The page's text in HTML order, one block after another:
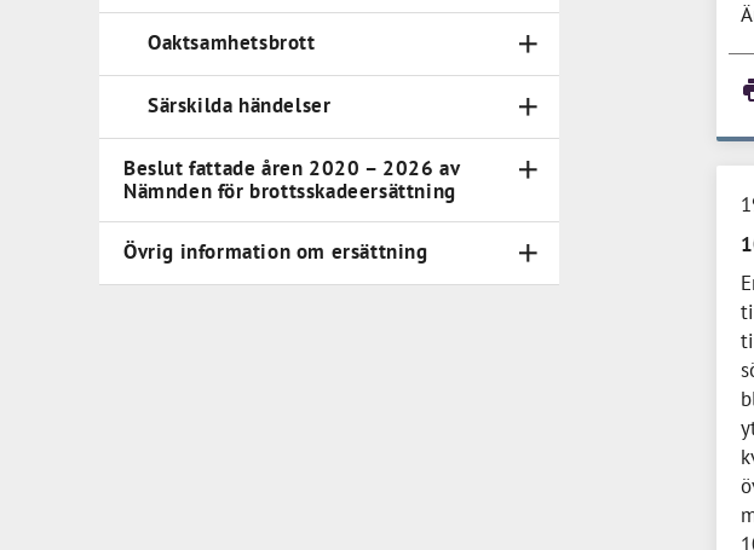
Oaktsamhetsbrott
Särskilda händelser
Beslut fattade åren 2020 – 2026 av
Nämnden för brottsskadeersättning
Övrig information om ersättning